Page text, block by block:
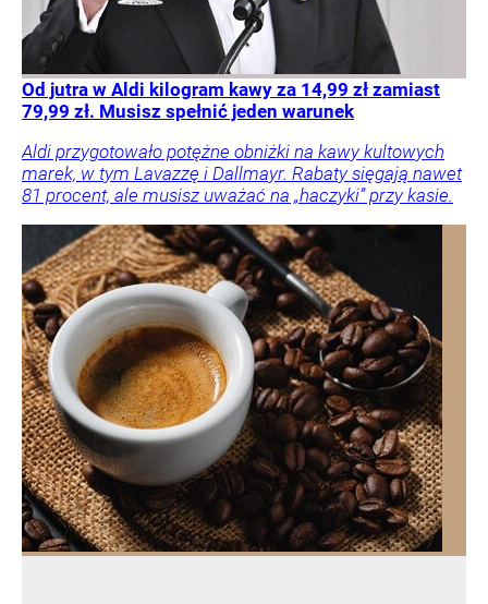
Od jutra w Aldi kilogram kawy za 14,99 zł zamiast
79,99 zł. Musisz spełnić jeden warunek
Aldi przygotowało potężne obniżki na kawy kultowych
marek, w tym Lavazzę i Dallmayr. Rabaty sięgają nawet
81 procent, ale musisz uważać na „haczyki” przy kasie.